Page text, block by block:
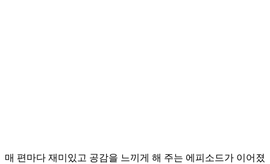
매 편마다 재미있고 공감을 느끼게 해 주는 에피소드가 이어졌